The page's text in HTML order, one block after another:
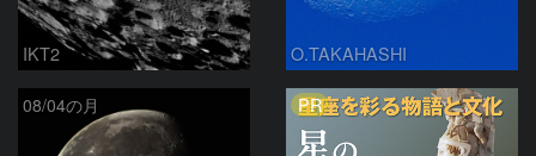
IKT2 O.TAKAHASHI
08/04の月 PR